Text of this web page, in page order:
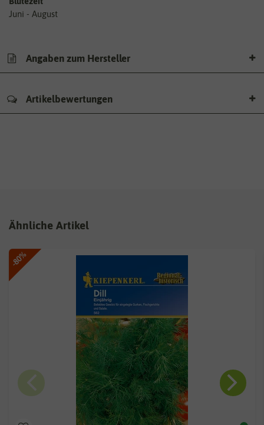
Juni - August
Angaben zum Hersteller
Artikelbewertungen
Ähnliche Artikel
-80%